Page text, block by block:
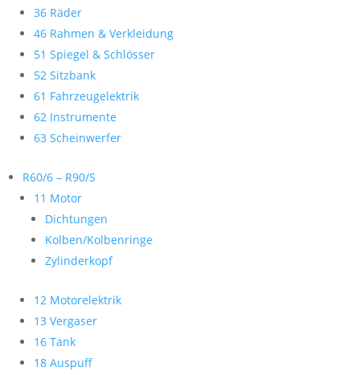
36 Räder
46 Rahmen & Verkleidung
51 Spiegel & Schlösser
52 Sitzbank
61 Fahrzeugelektrik
62 Instrumente
63 Scheinwerfer
R60/6 – R90/S
11 Motor
Dichtungen
Kolben/Kolbenringe
Zylinderkopf
12 Motorelektrik
13 Vergaser
16 Tank
18 Auspuff